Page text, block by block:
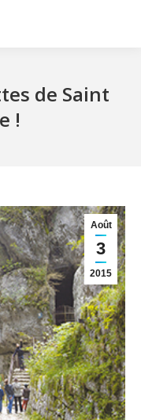
de Saint
!
Août
3
2015